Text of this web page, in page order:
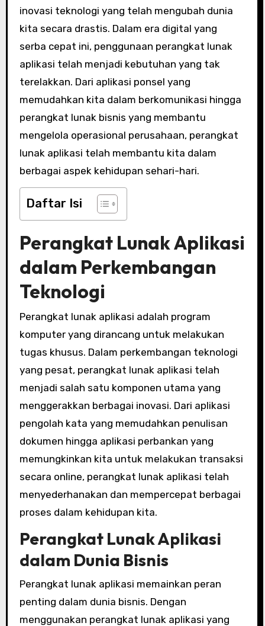
inovasi teknologi yang telah mengubah dunia
kita secara drastis. Dalam era digital yang
serba cepat ini, penggunaan perangkat lunak
aplikasi telah menjadi kebutuhan yang tak
terelakkan. Dari aplikasi ponsel yang
memudahkan kita dalam berkomunikasi hingga
perangkat lunak bisnis yang membantu
mengelola operasional perusahaan, perangkat
lunak aplikasi telah membantu kita dalam
berbagai aspek kehidupan sehari-hari.
Daftar Isi
Perangkat Lunak Aplikasi
dalam Perkembangan
Teknologi
Perangkat lunak aplikasi adalah program
komputer yang dirancang untuk melakukan
tugas khusus. Dalam perkembangan teknologi
yang pesat, perangkat lunak aplikasi telah
menjadi salah satu komponen utama yang
menggerakkan berbagai inovasi. Dari aplikasi
pengolah kata yang memudahkan penulisan
dokumen hingga aplikasi perbankan yang
memungkinkan kita untuk melakukan transaksi
secara online, perangkat lunak aplikasi telah
menyederhanakan dan mempercepat berbagai
proses dalam kehidupan kita.
Perangkat Lunak Aplikasi
dalam Dunia Bisnis
Perangkat lunak aplikasi memainkan peran
penting dalam dunia bisnis. Dengan
menggunakan perangkat lunak aplikasi yang